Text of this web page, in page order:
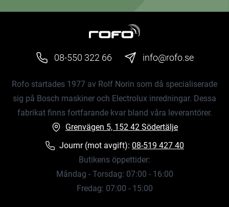
08-550 322 66 info@rofo.se
Rofo startades 1977 av Rolf Norin som då specialiserade
sig på Bosch maskiner och Electrolux inredningar. Dessa
fabrikat finns fortfarande kvar bland våra leverantörer.
Grenvägen 5, 152 42 Södertälje
Journr (mot avgift): 08-519 427 40
Butikens öppettider:
Måndag - Torsdag: 07:00 - 16:00
Fredag: 07:00 - 15:00